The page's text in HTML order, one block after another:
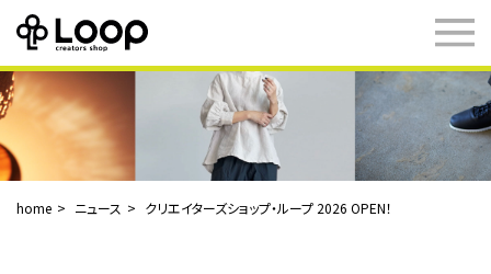
home ニュース クリエイターズショップ・ループ 2026 OPEN！